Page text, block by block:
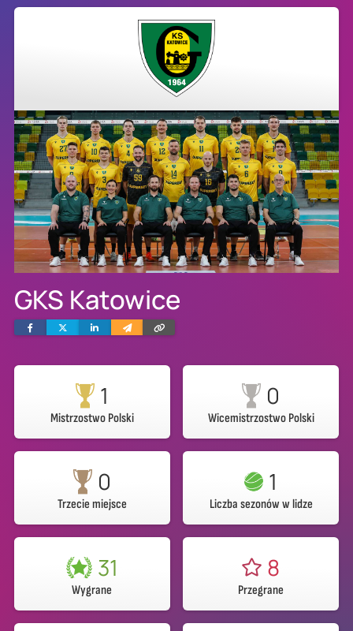
GKS Katowice
FacebookTwitterLinkedinWyślij
e-
Skopiuj
link
1
Mistrzostwo Polski
0
Wicemistrzostwo Polski
0
Trzecie miejsce
1
Liczba sezonów w lidze
31
Wygrane
8
Przegrane